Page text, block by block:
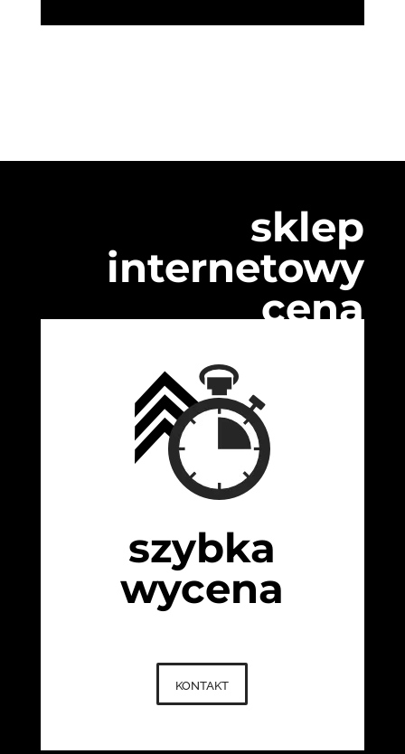
sklep
internetowy
cena
szybka
wycena
kontakt